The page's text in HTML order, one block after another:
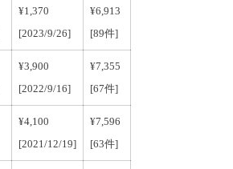
¥1,370
[2023/9/26]
¥6,913
[89件]
¥3,900
[2022/9/16]
¥7,355
[67件]
¥4,100
[2021/12/19]
¥7,596
[63件]